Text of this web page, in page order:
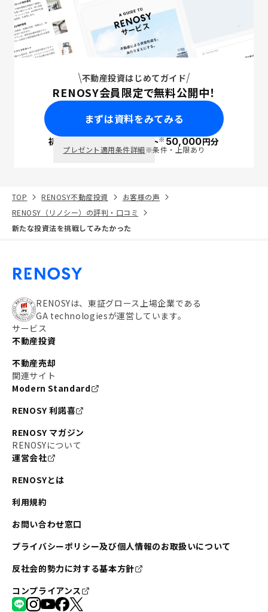
不動産投資はじめてガイド
RENOSY会員限定で無料公開中！
まずは資料をみてみる
初回面談で ポイント※50,000円分
プレゼント適用条件詳細※条件・上限あり
TOP RENOSY不動産投資
お客様の声
RENOSY（リノシー）の評判・口コミ
新たな投資法を挑戦してみたかった
RENOSYは、東証グロース上場企業である
GA technologiesが運営しています。
サービス
不動産投資
不動産売却
関連サイト
Modern Standard
RENOSY 利諾喜
RENOSY マガジン
RENOSYについて
運営会社
RENOSYとは
利用規約
お問い合わせ窓口
プライバシーポリシー及び個人情報のお取扱いについて
反社会的勢力に対する基本方針
コンプライアンス